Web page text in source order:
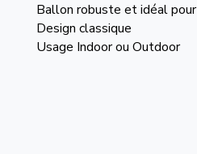
Ballon robuste et idéal
Design classique
Usage Indoor ou Outdoor